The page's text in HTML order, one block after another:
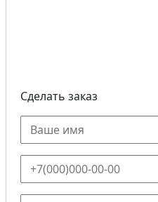
Сделать заказ